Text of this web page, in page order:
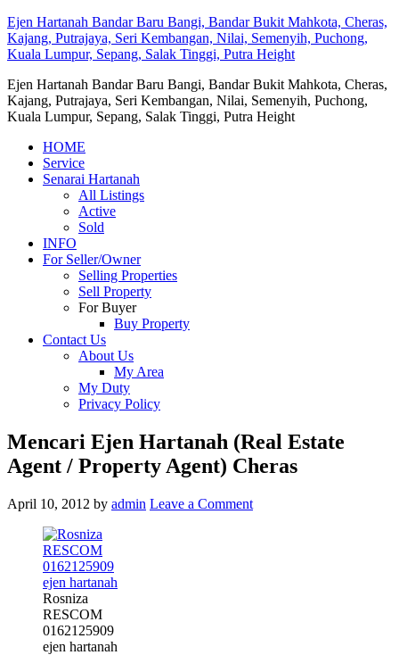
Ejen Hartanah Bandar Baru Bangi, Bandar Bukit Mahkota, Cheras,
Kajang, Putrajaya, Seri Kembangan, Nilai, Semenyih, Puchong,
Kuala Lumpur, Sepang, Salak Tinggi, Putra Height
Ejen Hartanah Bandar Baru Bangi, Bandar Bukit Mahkota, Cheras,
Kajang, Putrajaya, Seri Kembangan, Nilai, Semenyih, Puchong,
Kuala Lumpur, Sepang, Salak Tinggi, Putra Height
HOME
Service
Senarai Hartanah
All Listings
Active
Sold
INFO
For Seller/Owner
Selling Properties
Sell Property
For Buyer
Buy Property
Contact Us
About Us
My Area
My Duty
Privacy Policy
Mencari Ejen Hartanah (Real Estate
Agent / Property Agent) Cheras
April 10, 2012 by admin Leave a Comment
Rosniza
RESCOM
0162125909
ejen hartanah